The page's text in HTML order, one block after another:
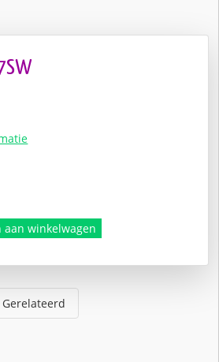
aan winkelwagen
Gerelateerd